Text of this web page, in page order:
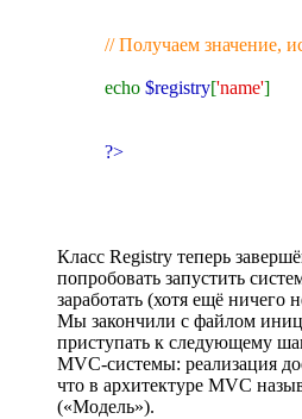
// Получаем значение,
echo $registry['name']
?>
Класс Registry теперь
попробовать запустить
заработать (хотя ещё ничего
Мы закончили с файлом
приступать к следующему
MVC-системы: реализация
что в архитектуре MVC
(«Модель»).